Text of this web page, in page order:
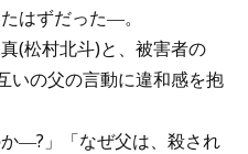
はずだった―。
(松村北斗)と、被害者の
いの父の言動に違和感を抱
―?」「なぜ父は、殺され